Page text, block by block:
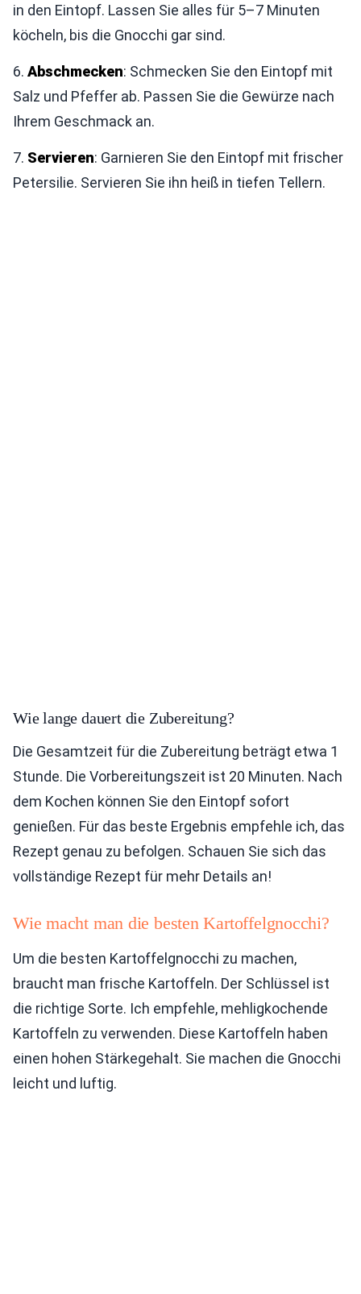
in den Eintopf. Lassen Sie alles für 5–7 Minuten
köcheln, bis die Gnocchi gar sind.
6. Abschmecken: Schmecken Sie den Eintopf mit
Salz und Pfeffer ab. Passen Sie die Gewürze nach
Ihrem Geschmack an.
7. Servieren: Garnieren Sie den Eintopf mit frischer
Petersilie. Servieren Sie ihn heiß in tiefen Tellern.
Wie lange dauert die Zubereitung?
Die Gesamtzeit für die Zubereitung beträgt etwa 1
Stunde. Die Vorbereitungszeit ist 20 Minuten. Nach
dem Kochen können Sie den Eintopf sofort
genießen. Für das beste Ergebnis empfehle ich, das
Rezept genau zu befolgen. Schauen Sie sich das
vollständige Rezept für mehr Details an!
Wie macht man die besten Kartoffelgnocchi?
Um die besten Kartoffelgnocchi zu machen,
braucht man frische Kartoffeln. Der Schlüssel ist
die richtige Sorte. Ich empfehle, mehligkochende
Kartoffeln zu verwenden. Diese Kartoffeln haben
einen hohen Stärkegehalt. Sie machen die Gnocchi
leicht und luftig.